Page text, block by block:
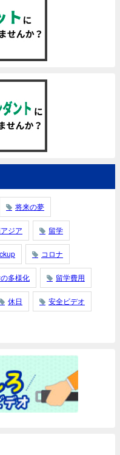
将来の夢
ジア 留学
コロナ
多様化 留学費用
休日 安全ビデオ